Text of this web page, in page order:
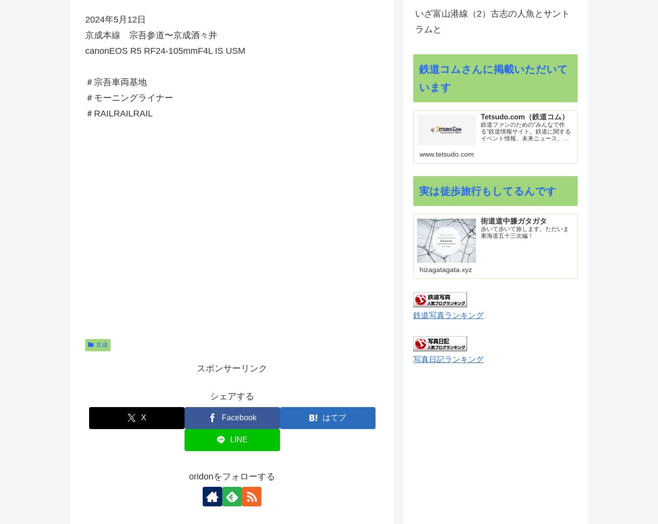
2024年5月12日
京成本線 宗吾参道〜京成酒々井
canonEOS R5 RF24-105mmF4L IS USM
＃宗吾車両基地
＃モーニングライナー
＃RAILRAILRAIL
京成
スポンサーリンク
シェアする
X Facebook はてブ
LINE
oridonをフォローする
いざ富山港線（2）古志の人魚とサント
ラムと
鉄道コムさんに掲載いただいて
います
Tetsudo.com（鉄道コム）
鉄道ファンのための“みんなで作
る”鉄道情報サイト。鉄道に関する
イベント情報、未来ニュース、車
ク集や、参加型ゲーム「駅つなゲ
www.tetsudo.com
実は徒歩旅行もしてるんです
街道道中膝ガタガタ
歩いて歩いて旅します。ただいま
東海道五十三次編！
hizagatagata.xyz
鉄道写真ランキング
写真日記ランキング